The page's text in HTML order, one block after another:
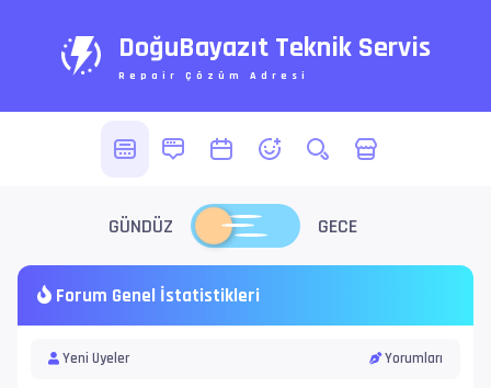
DoğuBayazıt Teknik Servis
Repair Çözüm Adresi
Forum Genel İstatistikleri
Yeni Üyeler Yorumları